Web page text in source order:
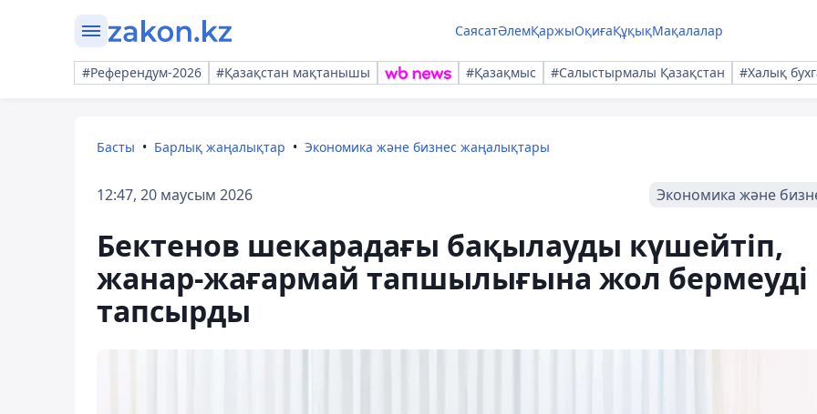
СаясатӘлемҚаржыОқиғаҚұқықМақалалар
#Референдум-2026 #Қазақстан мақтанышы #Қазақмыс #Салыстырмалы Қазақстан #Халық
Басты Барлық жаңалықтар Экономика және бизнес жаңалықтары
12:47, 20 маусым 2026 Экономика және
Бектенов шекарадағы бақылауды күшейтіп,
жанар-жағармай тапшылығына жол бермеуді
тапсырды